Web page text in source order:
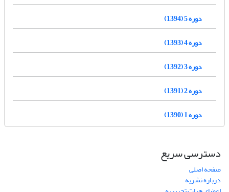
دوره 5 (1394)
دوره 4 (1393)
دوره 3 (1392)
دوره 2 (1391)
دوره 1 (1390)
دسترسی سریع
صفحه اصلی
درباره نشریه